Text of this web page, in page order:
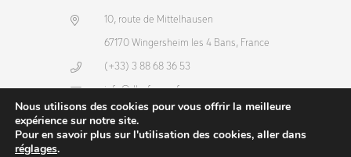
10, route de Mittelhausen
67170 Wingersheim les 4 Bans, France
(+33) 3 88 68 36 53
info@dlv-france.fr
Nous utilisons des cookies pour vous offrir la meilleure
expérience sur notre site.
Pour en savoir plus sur l'utilisation des cookies, aller dans
réglages.